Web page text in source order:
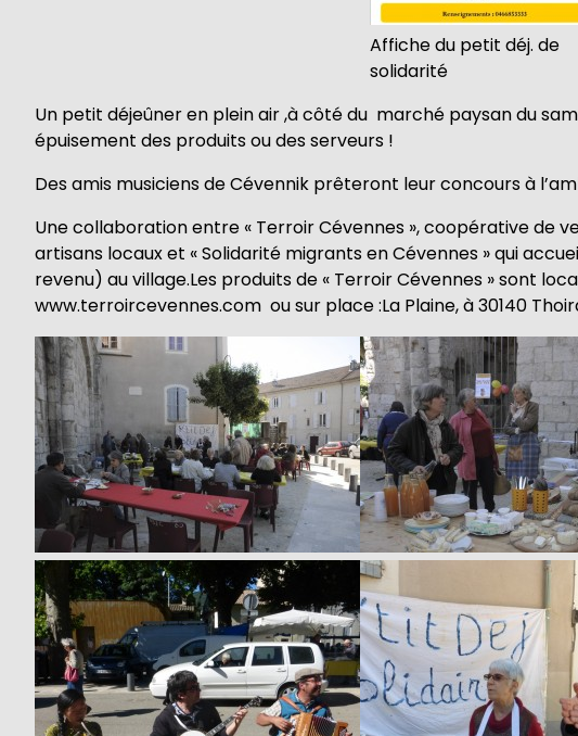
Affiche du petit déj. de
solidarité
Un petit déjeûner en plein air ,à côté du marché paysan du
épuisement des produits ou des serveurs !
Des amis musiciens de Cévennik prêteront leur concours à
Une collaboration entre « Terroir Cévennes », coopérative de
artisans locaux et « Solidarité migrants en Cévennes » qui
revenu) au village.Les produits de « Terroir Cévennes » sont
www.terroircevennes.com ou sur place :La Plaine, à 30140